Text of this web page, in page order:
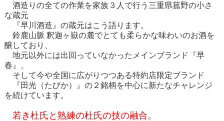
酒造りの全ての作業を家族３人で行う三重県菰野の小さ
な蔵元
『早川酒造』の蔵元はこう語ります。
鈴鹿山脈 釈迦ヶ嶽の麓でとても柔らかな味わいのお酒を
醸しており、
地元以外には出回っていなかったメインブランド『早
春』、
そして今や全国に広がりつつある特約店限定ブランド
『田光（たびか）』の２銘柄を中心に新たなチャレンジ
を続けています。
若き杜氏と熟練の杜氏の技の融合。